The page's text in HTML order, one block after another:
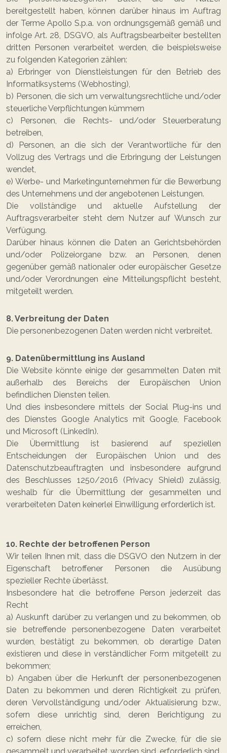
bereitgestellt haben, können darüber hinaus im Auftrag
der Terme Apollo S.p.a. von ordnungsgemäß gemäß und
infolge Art. 28, DSGVO, als Auftragsbearbeiter bestellten
dritten Personen verarbeitet werden, die beispielsweise
zu folgenden Kategorien zählen:
a) Erbringer von Dienstleistungen für den Betrieb des
Informatiksystems (Webhosting),
b) Personen, die sich um verwaltungsrechtliche und/oder
steuerliche Verpflichtungen kümmern
c) Personen, die Rechts- und/oder Steuerberatung
betreiben,
d) Personen, an die sich der Verantwortliche für den
Vollzug des Vertrags und die Erbringung der Leistungen
wendet,
e) Werbe- und Marketingunternehmen für die Bewerbung
des Unternehmens und der angebotenen Leistungen.
Die vollständige und aktuelle Aufstellung der
Auftragsverarbeiter steht dem Nutzer auf Wunsch zur
Verfügung.
Darüber hinaus können die Daten an Gerichtsbehörden
und/oder Polizeiorgane bzw. an Personen, denen
gegenüber gemäß nationaler oder europäischer Gesetze
und/oder Verordnungen eine Mitteilungspflicht besteht,
mitgeteilt werden.
8. Verbreitung der Daten
Die personenbezogenen Daten werden nicht verbreitet.
9. Datenübermittlung ins Ausland
Die Website könnte einige der gesammelten Daten mit
außerhalb des Bereichs der Europäischen Union
befindlichen Diensten teilen.
Und dies insbesondere mittels der Social Plug-ins und
des Dienstes Google Analytics mit Google, Facebook
und Microsoft (LinkedIn).
Die Übermittlung ist basierend auf speziellen
Entscheidungen der Europäischen Union und des
Datenschutzbeauftragten und insbesondere aufgrund
des Beschlusses 1250/2016 (Privacy Shield) zulässig,
weshalb für die Übermittlung der gesammelten und
verarbeiteten Daten keinerlei Einwilligung erforderlich ist.
10. Rechte der betroffenen Person
Wir teilen Ihnen mit, dass die DSGVO den Nutzern in der
Eigenschaft betroffener Personen die Ausübung
spezieller Rechte überlässt.
Insbesondere hat die betroffene Person jederzeit das
Recht
a) Auskunft darüber zu verlangen und zu bekommen, ob
sie betreffende personenbezogene Daten verarbeitet
wurden, bestätigt zu bekommen, ob derartige Daten
existieren und diese in verständlicher Form mitgeteilt zu
bekommen;
b) Angaben über die Herkunft der personenbezogenen
Daten zu bekommen und deren Richtigkeit zu prüfen,
deren Vervollständigung und/oder Aktualisierung bzw.,
sofern diese unrichtig sind, deren Berichtigung zu
erreichen,
c) sofern diese nicht mehr für die Zwecke, für die sie